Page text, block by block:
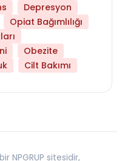
Depresyon
Opiat Bağımlılığı
Obezite
Cilt Bakımı
NPGRUP sitesidir,